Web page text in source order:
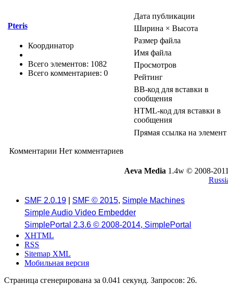
Pteris
Координатор
Всего элементов: 1082
Всего комментариев: 0
Дата публикации
Ширина × Высота
Размер файла
Имя файла
Просмотров
Рейтинг
BB-код для вставки в
сообщения
HTML-код для вставки в
сообщения
Прямая ссылка на элемент
Комментарии Нет комментариев
Aeva Media 1.4w © 2008-
SMF 2.0.19 SMF © 2015, Simple Machines
Simple Audio Video Embedder
SimplePortal 2.3.6 © 2008-2014, SimplePortal
XHTML
RSS
Sitemap XML
Мобильная версия
Страница сгенерирована за 0.041 секунд. Запросов: 26.